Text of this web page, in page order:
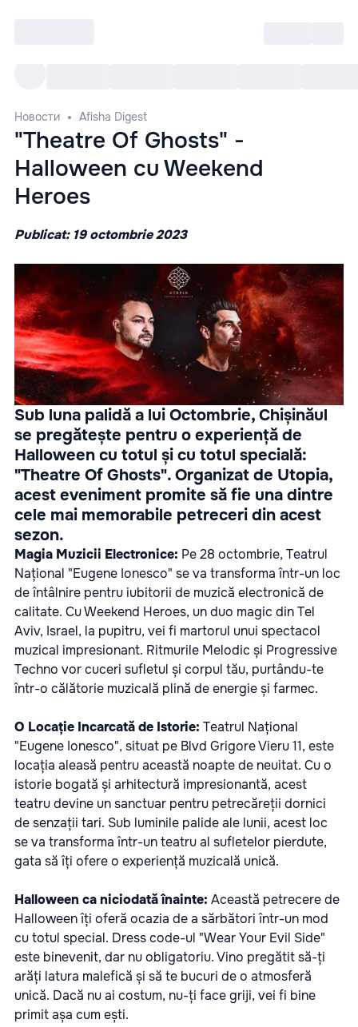
Новости Afisha Digest
"Theatre Of Ghosts" -
Halloween cu Weekend
Heroes
Publicat: 19 octombrie 2023
Sub luna palidă a lui Octombrie, Chișinăul
se pregătește pentru o experiență de
Halloween cu totul și cu totul specială:
"Theatre Of Ghosts". Organizat de Utopia,
acest eveniment promite să fie una dintre
cele mai memorabile petreceri din acest
sezon.
Magia Muzicii Electronice: Pe 28 octombrie, Teatrul
Național "Eugene Ionesco" se va transforma într-un loc
de întâlnire pentru iubitorii de muzică electronică de
calitate. Cu Weekend Heroes, un duo magic din Tel
Aviv, Israel, la pupitru, vei fi martorul unui spectacol
muzical impresionant. Ritmurile Melodic și Progressive
Techno vor cuceri sufletul și corpul tău, purtându-te
într-o călătorie muzicală plină de energie și farmec.
O Locație Incarcată de Istorie: Teatrul Național
"Eugene Ionesco", situat pe Blvd Grigore Vieru 11, este
locația aleasă pentru această noapte de neuitat. Cu o
istorie bogată și arhitectură impresionantă, acest
teatru devine un sanctuar pentru petrecăreții dornici
de senzații tari. Sub luminile palide ale lunii, acest loc
se va transforma într-un teatru al sufletelor pierdute,
gata să îți ofere o experiență muzicală unică.
Halloween ca niciodată înainte: Această petrecere de
Halloween îți oferă ocazia de a sărbători într-un mod
cu totul special. Dress code-ul "Wear Your Evil Side"
este binevenit, dar nu obligatoriu. Vino pregătit să-ți
arăți latura malefică și să te bucuri de o atmosferă
unică. Dacă nu ai costum, nu-ți face griji, vei fi bine
primit așa cum ești.